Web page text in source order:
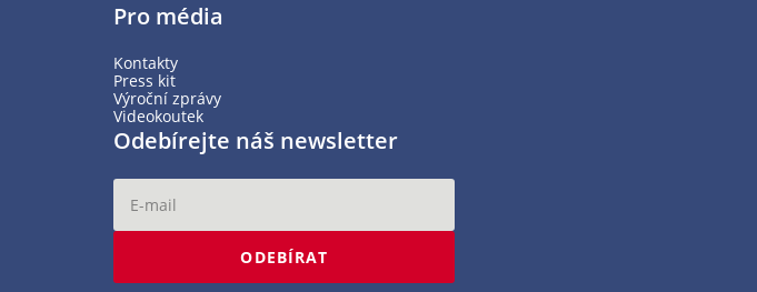
Pro média
Kontakty
Press kit
Výroční zprávy
Videokoutek
Odebírejte náš newsletter
ODEBÍRAT